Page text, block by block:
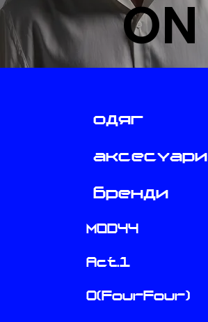
ON
одяг
аксесуари
бренди
M0D44
Act.1
O(FourFour)